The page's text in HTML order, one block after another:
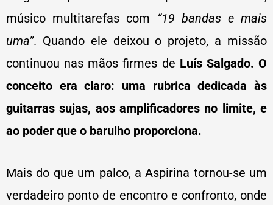
músico multitarefas com “19 bandas e mais
uma”. Quando ele deixou o projeto, a missão
continuou nas mãos firmes de Luís Salgado. O
conceito era claro: uma rubrica dedicada às
guitarras sujas, aos amplificadores no limite, e
ao poder que o barulho proporciona.
Mais do que um palco, a Aspirina tornou-se um
verdadeiro ponto de encontro e confronto, onde